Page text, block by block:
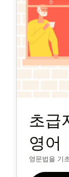
초급
영어
영문법을 기